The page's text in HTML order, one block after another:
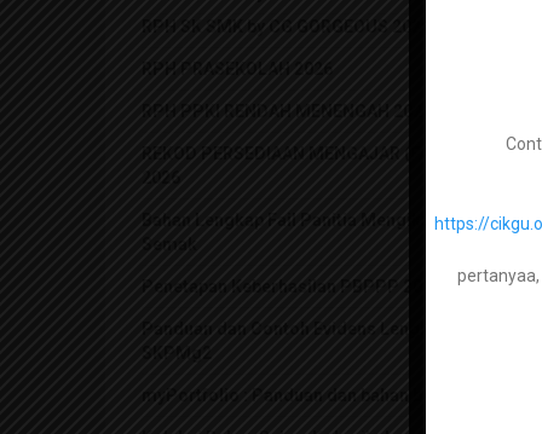
Bahan Lengkap Fail Panitia Mengikut Senarai
https://